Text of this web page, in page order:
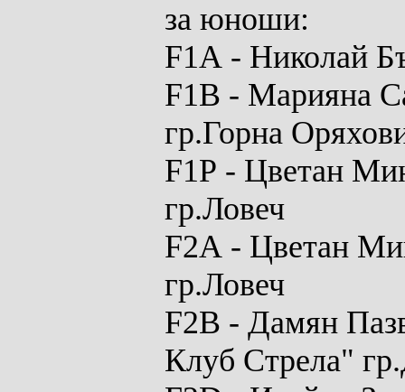
за юноши:
F1A - Николай
F1B - Марияна
гр.Горна
F1P - Цветан
гр.Ловеч
F2A - Цветан
гр.Ловеч
F2B - Дамян
Клуб Стрела"